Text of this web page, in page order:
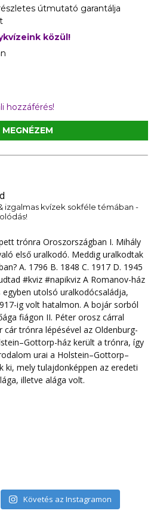
útmutató garantálja
közül!
hozzáférés!
MEGNÉZEM
izgalmas kvízek sokféle témában -
Követés az Instagramon